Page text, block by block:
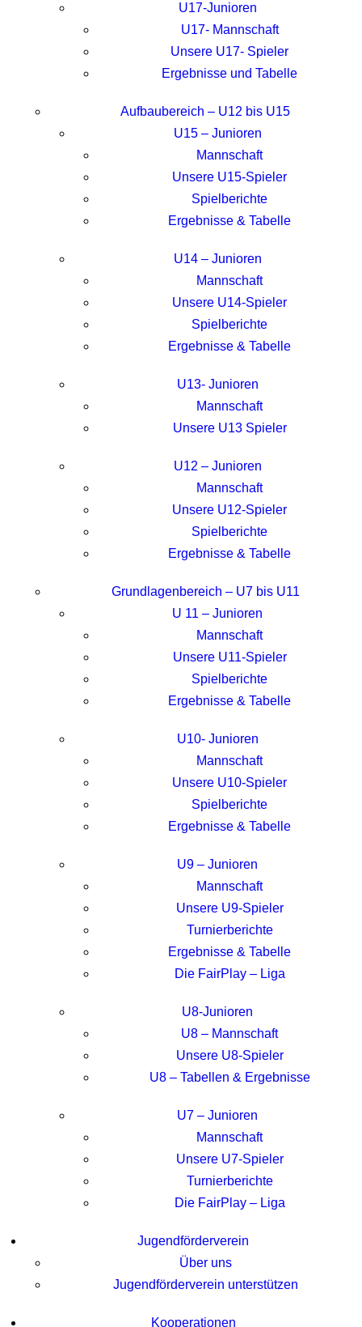
U17-Junioren
U17- Mannschaft
Unsere U17- Spieler
Ergebnisse und Tabelle
Aufbaubereich – U12 bis U15
U15 – Junioren
Mannschaft
Unsere U15-Spieler
Spielberichte
Ergebnisse & Tabelle
U14 – Junioren
Mannschaft
Unsere U14-Spieler
Spielberichte
Ergebnisse & Tabelle
U13- Junioren
Mannschaft
Unsere U13 Spieler
U12 – Junioren
Mannschaft
Unsere U12-Spieler
Spielberichte
Ergebnisse & Tabelle
Grundlagenbereich – U7 bis U11
U 11 – Junioren
Mannschaft
Unsere U11-Spieler
Spielberichte
Ergebnisse & Tabelle
U10- Junioren
Mannschaft
Unsere U10-Spieler
Spielberichte
Ergebnisse & Tabelle
U9 – Junioren
Mannschaft
Unsere U9-Spieler
Turnierberichte
Ergebnisse & Tabelle
Die FairPlay – Liga
U8-Junioren
U8 – Mannschaft
Unsere U8-Spieler
U8 – Tabellen & Ergebnisse
U7 – Junioren
Mannschaft
Unsere U7-Spieler
Turnierberichte
Die FairPlay – Liga
Jugendförderverein
Über uns
Jugendförderverein unterstützen
Kooperationen